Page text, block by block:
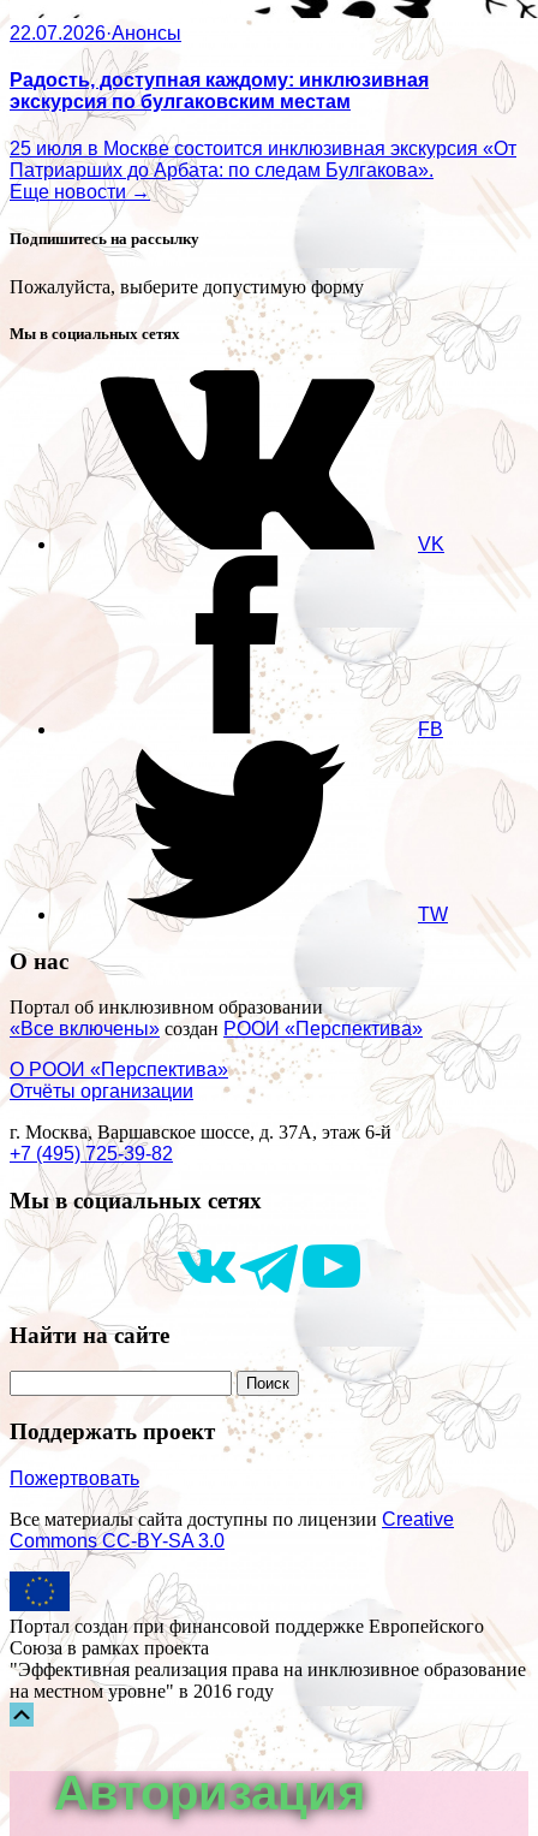
22.07.2026·Анонсы
Радость, доступная каждому: инклюзивная
экскурсия по булгаковским местам
25 июля в Москве состоится инклюзивная экскурсия «От
Патриарших до Арбата: по следам Булгакова».
Еще новости →
Подпишитесь на рассылку
Пожалуйста, выберите допустимую форму
Мы в социальных сетях
VK
FB
TW
О нас
Портал об инклюзивном образовании
«Все включены» создан РООИ «Перспектива»
О РООИ «Перспектива»
Отчёты организации
г. Москва, Варшавское шоссе, д. 37А, этаж 6-й
+7 (495) 725-39-82
Мы в социальных сетях
Найти на сайте
Поддержать проект
Пожертвовать
Все материалы сайта доступны по лицензии Creative
Commons СС-BY-SA 3.0
Портал создан при финансовой поддержке Европейского
Союза в рамках проекта
"Эффективная реализация права на инклюзивное образование
на местном уровне" в 2016 году
Прокрутка
Авторизация